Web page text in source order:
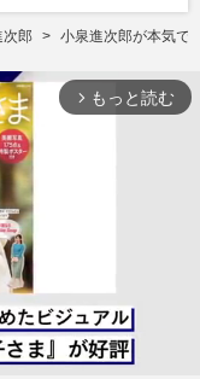
次郎 小泉進次郎が本気で
arrow_forward_ios もっと読む